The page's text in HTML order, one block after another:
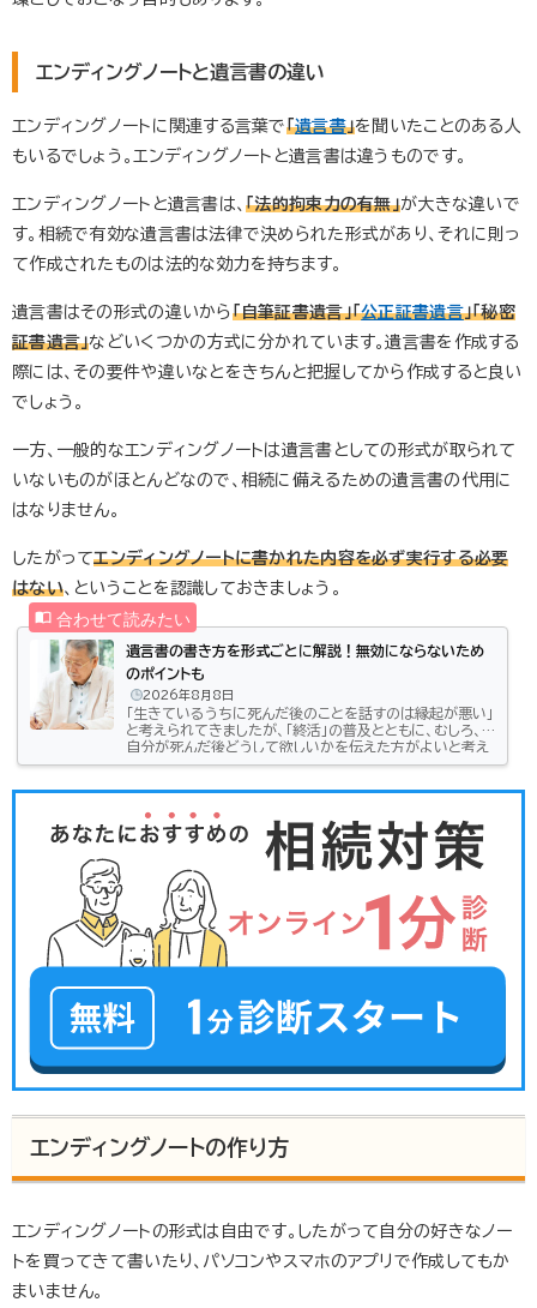
エンディングノートと遺言書の違い
エンディングノートに関連する言葉で「遺言書」を聞いたことのある人
もいるでしょう。エンディングノートと遺言書は違うものです。
エンディングノートと遺言書は、「法的拘束力の有無」が大きな違いで
す。相続で有効な遺言書は法律で決められた形式があり、それに則っ
て作成されたものは法的な効力を持ちます。
遺言書はその形式の違いから「自筆証書遺言」「公正証書遺言」「秘密
証書遺言」などいくつかの方式に分かれています。遺言書を作成する
際には、その要件や違いなとをきちんと把握してから作成すると良い
でしょう。
一方、一般的なエンディングノートは遺言書としての形式が取られて
いないものがほとんどなので、相続に備えるための遺言書の代用に
はなりません。
したがってエンディングノートに書かれた内容を必ず実行する必要
はない、ということを認識しておきましょう。
遺言書の書き方を形式ごとに解説！無効にならないため
のポイントも
2026年8月8日
「生きているうちに死んだ後のことを話すのは縁起が悪い」
と考えられてきましたが、「終活」の普及とともに、むしろ、
自分が死んだ後どうして欲しいかを伝えた方がよいと考え
る方も増え、生前に遺言書の作成を検討される方も増えて
しなければならない点があります。せっかく遺言書を作成し
たのに、かえって無用な争いを生むことがないよう、遺言
書の書き方や種類、文例等、知っておきたい点をまとめまし
た。遺言書の種類遺言書は、次の4つの種類に分けられま
エンディングノートの作り方
エンディングノートの形式は自由です。したがって自分の好きなノー
トを買ってきて書いたり、パソコンやスマホのアプリで作成してもか
まいません。